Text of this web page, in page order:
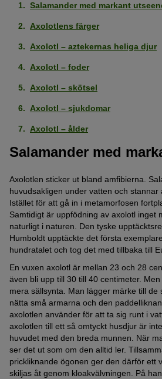
Salamander med markant
Axolotlens färger
Axolotl – aztekernas heliga djur
Axolotl – foder
Axolotl – skötsel
Axolotl – sjukdomar
Axolotl – ålder
Salamander med
Axolotlen sticker ut bland amfibierna.
huvudsakligen under vatten och stannar
Istället för att gå in i metamorfosen
Samtidigt är uppfödning av axolotl inget
naturligt i naturen. Den tyske
Humboldt upptäckte det första
hundratalet och tog det med tillbaka till
En vuxen axolotl är mellan 23 och 28
även bli upp till 30 till 40 centimeter.
mera sällsynta. Man lägger märke till de
nätta små armarna och den
axolotlen använder för att ta sig runt i
axolotlen till ett så omtyckt husdjur är
huvudet med den breda munnen. När
ser det ut som om den alltid ler.
prickliknande ögonen ger den därför ett
skiljas åt genom kloakvälvningen. På